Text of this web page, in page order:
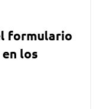
formulario
los